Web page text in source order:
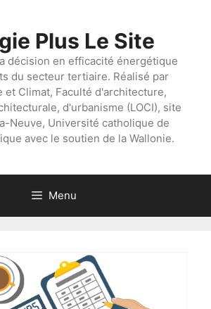
Plus Le Site
décision en efficacité énergétique
du secteur tertiaire. Réalisé par
et Climat, Faculté d'architecture,
d'urbanisme (LOCI), site
Neuve, Université catholique de
avec le soutien de la Wallonie.
Menu